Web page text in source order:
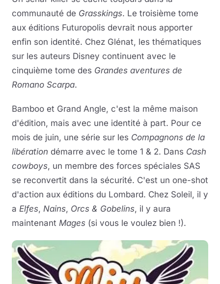
communauté de Grasskings. Le troisième tome
aux éditions Futuropolis devrait nous apporter
enfin son identité. Chez Glénat, les thématiques
sur les auteurs Disney continuent avec le
cinquième tome des Grandes aventures de
Romano Scarpa.
Bamboo et Grand Angle, c'est la même maison
d'édition, mais avec une identité à part. Pour ce
mois de juin, une série sur les Compagnons de la
libération démarre avec le tome 1 & 2. Dans Cash
cowboys, un membre des forces spéciales SAS
se reconvertit dans la sécurité. C'est un one-shot
d'action aux éditions du Lombard. Chez Soleil, il y
a Elfes, Nains, Orcs & Gobelins, il y aura
maintenant Mages (si vous le voulez bien !).